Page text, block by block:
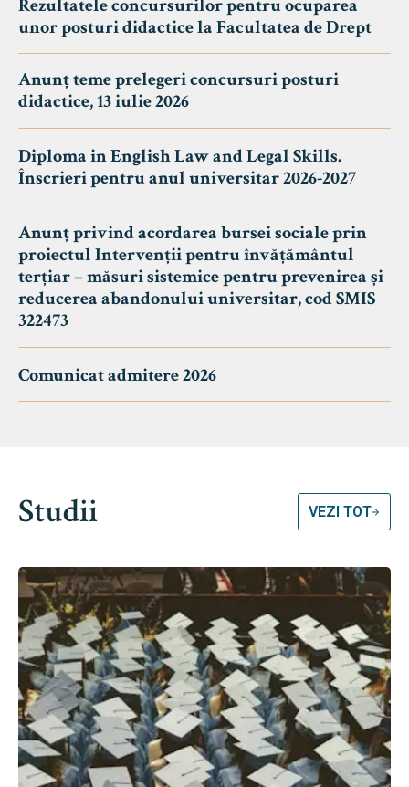
Rezultatele concursurilor pentru ocuparea
unor posturi didactice la Facultatea de Drept
Anunț teme prelegeri concursuri posturi
didactice, 13 iulie 2026
Diploma in English Law and Legal Skills.
Înscrieri pentru anul universitar 2026-2027
Anunț privind acordarea bursei sociale prin
proiectul Intervenții pentru învățământul
terțiar – măsuri sistemice pentru prevenirea și
reducerea abandonului universitar, cod SMIS
322473
Comunicat admitere 2026
Studii VEZI TOT